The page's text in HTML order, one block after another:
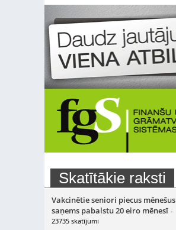
Skatītākie raksti
Vakcinētie seniori piecus mēnešus
saņems pabalstu 20 eiro mēnesī -
23735 skatījumi